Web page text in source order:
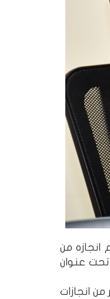
الإداري تقرير المراجعة الوطنية الطوعية 2018 حول ما تم انجازه من
تحت عنوان
انجازات